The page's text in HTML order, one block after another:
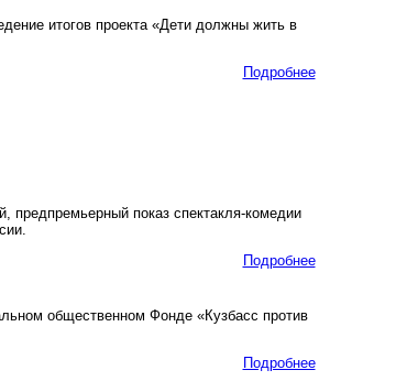
итогов проекта «Дети должны жить в
Подробнее
показ спектакля-комедии
Подробнее
общественном Фонде «Кузбасс против
Подробнее